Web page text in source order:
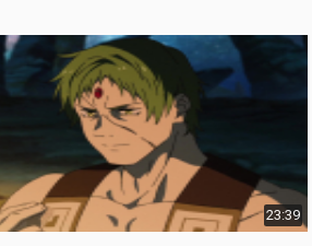
23:39